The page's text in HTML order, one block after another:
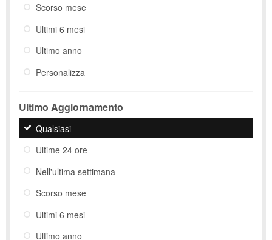
Scorso mese
Ultimi 6 mesi
Ultimo anno
Personalizza
Ultimo Aggiornamento
Qualsiasi
Ultime 24 ore
Nell'ultima settimana
Scorso mese
Ultimi 6 mesi
Ultimo anno